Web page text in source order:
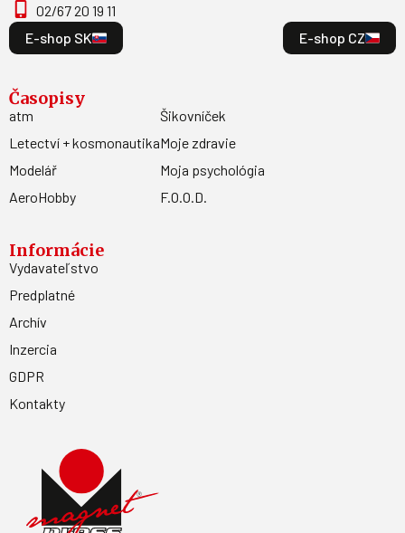
02/67 20 19 11
E-shop SK
E-shop CZ
Časopisy
atm
Letectví + kosmonautika
Modelář
AeroHobby
Šikovníček
Moje zdravie
Moja psychológia
F.O.O.D.
Informácie
Vydavateľstvo
Predplatné
Archív
Inzercia
GDPR
Kontakty